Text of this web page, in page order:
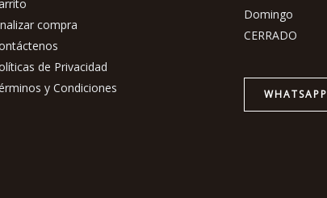
compra
de Privacidad
y Condiciones
Domingo
CERRADO
WHATSAPP